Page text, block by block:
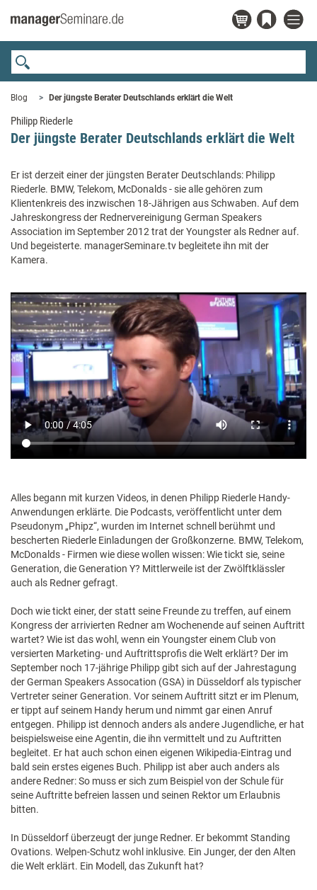
Blog Der jüngste Berater Deutschlands erklärt die Welt
Philipp Riederle
Der jüngste Berater Deutschlands erklärt die Welt
Er ist derzeit einer der jüngsten Berater Deutschlands: Philipp
Riederle. BMW, Telekom, McDonalds - sie alle gehören zum
Klientenkreis des inzwischen 18-Jährigen aus Schwaben. Auf dem
Jahreskongress der Rednervereinigung German Speakers
Association im September 2012 trat der Youngster als Redner auf.
Und begeisterte. managerSeminare.tv begleitete ihn mit der
Kamera.
Alles begann mit kurzen Videos, in denen Philipp Riederle Handy-
Anwendungen erklärte. Die Podcasts, veröffentlicht unter dem
Pseudonym „Phipz“, wurden im Internet schnell berühmt und
bescherten Riederle Einladungen der Großkonzerne. BMW, Telekom,
McDonalds - Firmen wie diese wollen wissen: Wie tickt sie, seine
Generation, die Generation Y? Mittlerweile ist der Zwölftklässler
auch als Redner gefragt.
Doch wie tickt einer, der statt seine Freunde zu treffen, auf einem
Kongress der arrivierten Redner am Wochenende auf seinen Auftritt
wartet? Wie ist das wohl, wenn ein Youngster einem Club von
versierten Marketing- und Auftrittsprofis die Welt erklärt? Der im
September noch 17-jährige Philipp gibt sich auf der Jahrestagung
der German Speakers Assocation (GSA) in Düsseldorf als typischer
Vertreter seiner Generation. Vor seinem Auftritt sitzt er im Plenum,
er tippt auf seinem Handy herum und nimmt gar einen Anruf
entgegen. Philipp ist dennoch anders als andere Jugendliche, er hat
beispielsweise eine Agentin, die ihn vermittelt und zu Auftritten
begleitet. Er hat auch schon einen eigenen Wikipedia-Eintrag und
bald sein erstes eigenes Buch. Philipp ist aber auch anders als
andere Redner: So muss er sich zum Beispiel von der Schule für
seine Auftritte befreien lassen und seinen Rektor um Erlaubnis
bitten.
In Düsseldorf überzeugt der junge Redner. Er bekommt Standing
Ovations. Welpen-Schutz wohl inklusive. Ein Junger, der den Alten
die Welt erklärt. Ein Modell, das Zukunft hat?